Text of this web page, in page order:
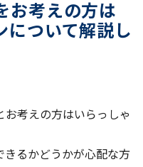
お考えの方は
について解説し
お考えの方はいらっしゃ
きるかどうかが心配な方